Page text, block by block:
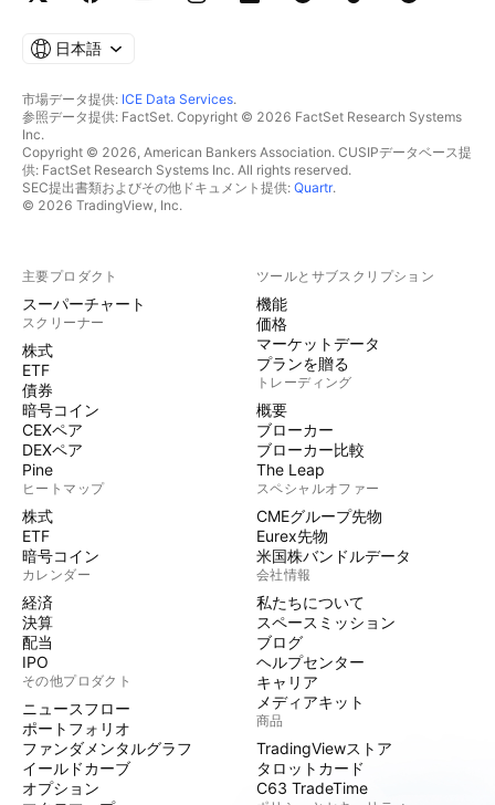
日本語
市場データ提供: ICE Data Services.
参照データ提供: FactSet. Copyright © 2026 FactSet Research Systems
Inc.
Copyright © 2026, American Bankers Association. CUSIPデータベース提
供: FactSet Research Systems Inc. All rights reserved.
SEC提出書類およびその他ドキュメント提供: Quartr.
© 2026 TradingView, Inc.
主要プロダクト
スーパーチャート
スクリーナー
株式
ETF
債券
暗号コイン
CEXペア
DEXペア
Pine
ヒートマップ
株式
ETF
暗号コイン
カレンダー
経済
決算
配当
IPO
その他プロダクト
ニュースフロー
ポートフォリオ
ファンダメンタルグラフ
イールドカーブ
オプション
ツールとサブスクリプション
機能
価格
マーケットデータ
プランを贈る
トレーディング
概要
ブローカー
ブローカー比較
The Leap
スペシャルオファー
CMEグループ先物
Eurex先物
米国株バンドルデータ
会社情報
私たちについて
スペースミッション
ブログ
ヘルプセンター
キャリア
メディアキット
商品
TradingViewストア
タロットカード
C63 TradeTime